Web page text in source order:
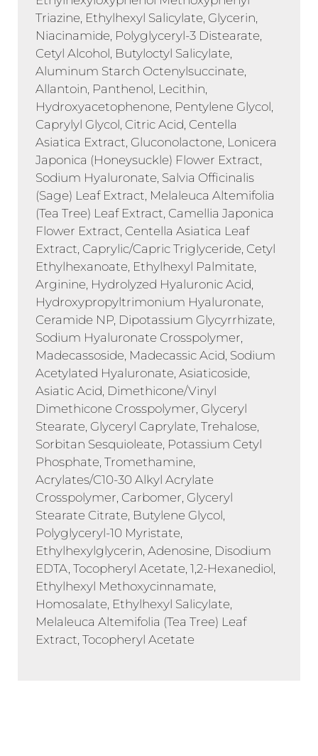
Triazine, Ethylhexyl Salicylate, Glycerin,
Niacinamide, Polyglyceryl-3 Distearate,
Cetyl Alcohol, Butyloctyl Salicylate,
Aluminum Starch Octenylsuccinate,
Allantoin, Panthenol, Lecithin,
Hydroxyacetophenone, Pentylene Glycol,
Caprylyl Glycol, Citric Acid, Centella
Asiatica Extract, Gluconolactone, Lonicera
Japonica (Honeysuckle) Flower Extract,
Sodium Hyaluronate, Salvia Officinalis
(Sage) Leaf Extract, Melaleuca Altemifolia
(Tea Tree) Leaf Extract, Camellia Japonica
Flower Extract, Centella Asiatica Leaf
Extract, Caprylic/Capric Triglyceride, Cetyl
Ethylhexanoate, Ethylhexyl Palmitate,
Arginine, Hydrolyzed Hyaluronic Acid,
Hydroxypropyltrimonium Hyaluronate,
Ceramide NP, Dipotassium Glycyrrhizate,
Sodium Hyaluronate Crosspolymer,
Madecassoside, Madecassic Acid, Sodium
Acetylated Hyaluronate, Asiaticoside,
Asiatic Acid, Dimethicone/Vinyl
Dimethicone Crosspolymer, Glyceryl
Stearate, Glyceryl Caprylate, Trehalose,
Sorbitan Sesquioleate, Potassium Cetyl
Phosphate, Tromethamine,
Acrylates/C10-30 Alkyl Acrylate
Crosspolymer, Carbomer, Glyceryl
Stearate Citrate, Butylene Glycol,
Polyglyceryl-10 Myristate,
Ethylhexylglycerin, Adenosine, Disodium
EDTA, Tocopheryl Acetate, 1,2-Hexanediol,
Ethylhexyl Methoxycinnamate,
Homosalate, Ethylhexyl Salicylate,
Melaleuca Altemifolia (Tea Tree) Leaf
Extract, Tocopheryl Acetate